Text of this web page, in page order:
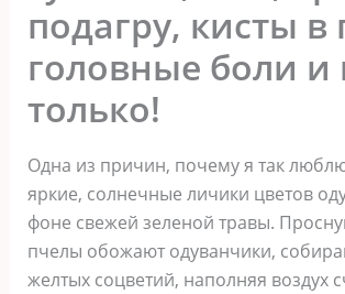
подагру, кисты в
головные боли и
только!
Одна из причин, почему я так
яркие, солнечные личики цветов
фоне свежей зеленой травы.
пчелы обожают одуванчики,
желтых соцветий, наполняя воздух